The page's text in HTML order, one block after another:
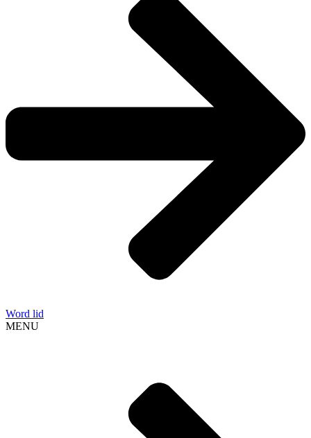
Word lid
MENU